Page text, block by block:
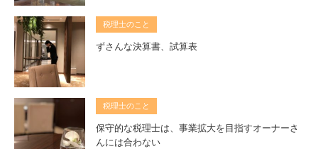
税理士のこと
ずさんな決算書、試算表
税理士のこと
保守的な税理士は、事業拡大を目指すオーナーさ
んには合わない